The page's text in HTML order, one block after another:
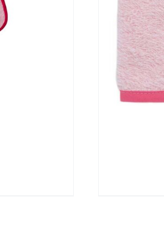
MEERDERE
VARIATIES.
DEZE